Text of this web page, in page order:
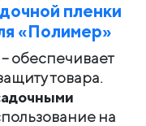
пленки
«Полимер»
– обеспечивает
товара.
на